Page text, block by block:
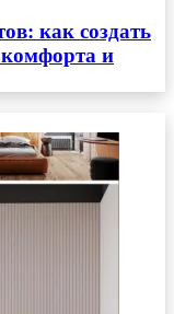
как создать
комфорта и